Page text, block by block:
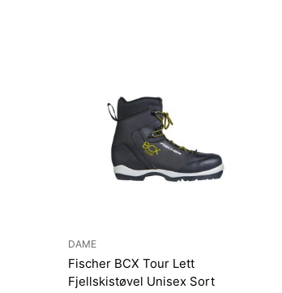
DAME
Fischer BCX Tour Lett
Fjellskistøvel Unisex Sort